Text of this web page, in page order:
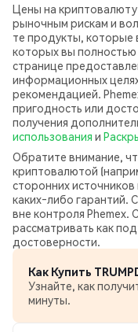
Цены на
рыночным рискам и
те продукты, которые
которых вы
странице
информационных
рекомендацией.
пригодность или
получения
использования и
Обратите внимание,
криптовалютой
сторонних источников
каких‑либо гарантий.
вне контроля
рассматривать как
достоверности.
Как Купить
Узнайте, как
минуты.